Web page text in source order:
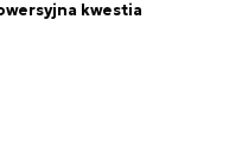
kwestia